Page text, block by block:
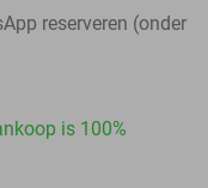
reserveren (onder
is 100%